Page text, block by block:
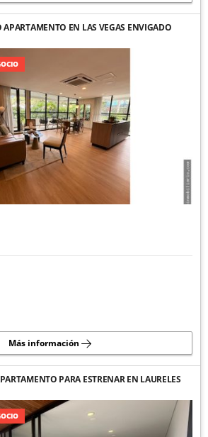
EN LAS VEGAS ENVIGADO
Más información
PARA ESTRENAR EN LAURELES